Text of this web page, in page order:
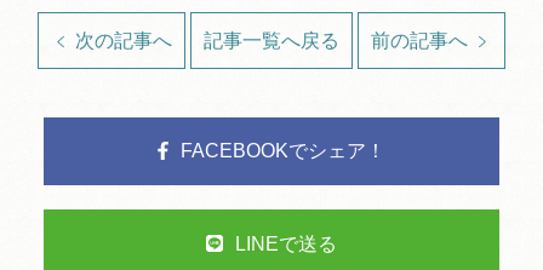
次の記事へ 記事一覧へ戻る 前の記事へ
FACEBOOKでシェア！
LINEで送る